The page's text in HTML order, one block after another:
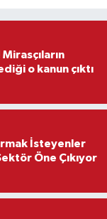
o kanun çıktı
İsteyenler
Öne Çıkıyor